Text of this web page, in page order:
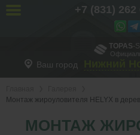
TOPAS-
Ваш город
Монтаж жироуловителя HELYX в
МОНТАЖ
+7 (831) 262